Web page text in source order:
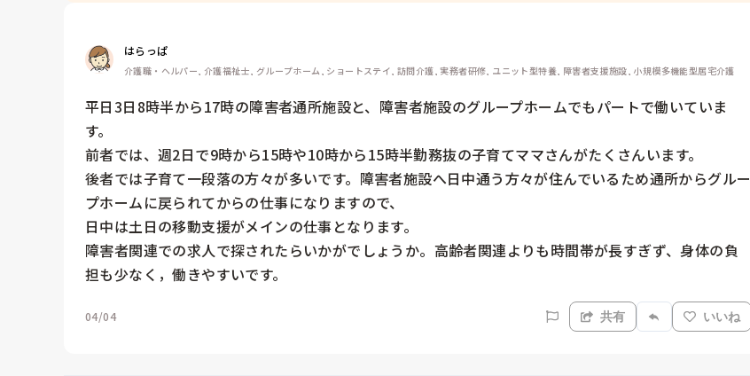
はらっぱ
介護職・ヘルパー, 介護福祉士, グループホーム, ショートステイ, 訪問介護, 実務者研修, ユニット型特養, 障害者支援施設, 小規模多機能型居宅介護
平日3日8時半から17時の障害者通所施設と、障害者施設のグループホームでもパートで働いていま
す。
前者では、週2日で9時から15時や10時から15時半勤務抜の子育てママさんがたくさんいます。
後者では子育て一段落の方々が多いです。障害者施設へ日中通う方々が住んでいるため通所からグルー
プホームに戻られてからの仕事になりますので、
日中は土日の移動支援がメインの仕事となります。
障害者関連での求人で探されたらいかがでしょうか。高齢者関連よりも時間帯が長すぎず、身体の負
担も少なく，働きやすいです。
04/04 共有 いいね